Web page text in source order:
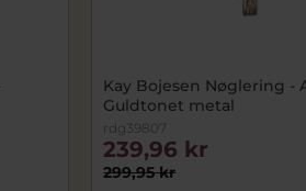
Kay Bojesen Nøglering -
Guldtonet metal
rdg39807
299,95 kr
239,96 kr